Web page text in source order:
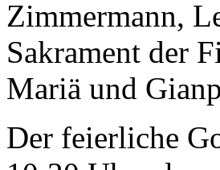
Zimmermann,
Sakrament der
Mariä und
Der feierliche